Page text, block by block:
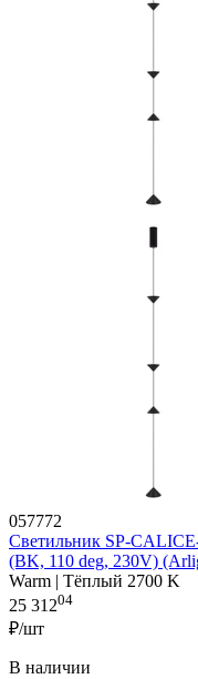
057772
Светильник SP-
(BK, 110 deg, 230V)
Warm | Тёплый 2700 K
25 31204
₽/шт
В наличии